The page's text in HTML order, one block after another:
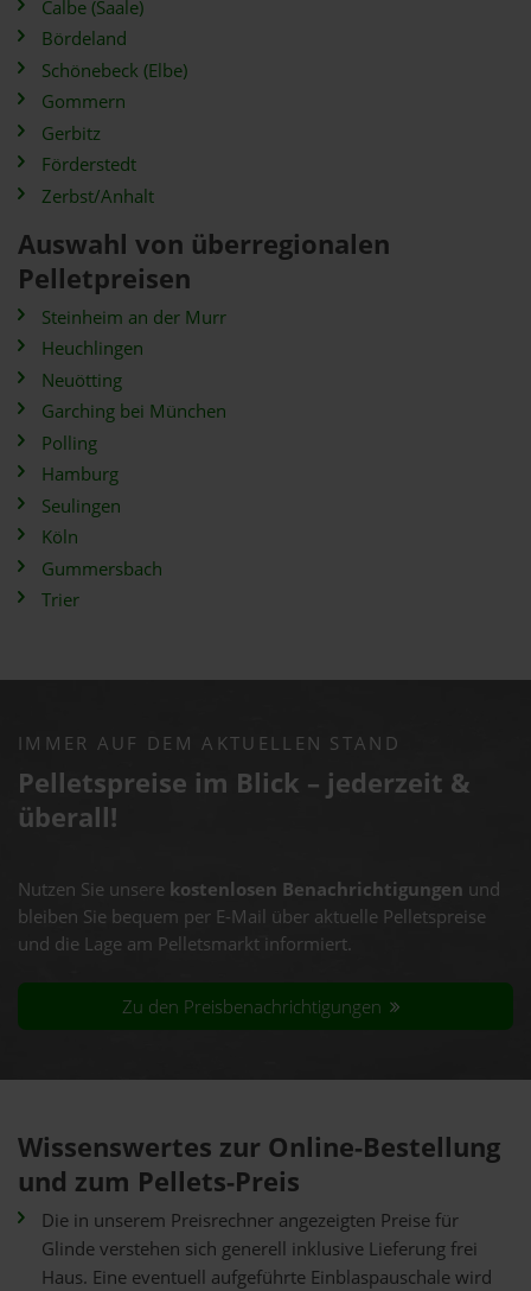
Calbe (Saale)
Bördeland
Schönebeck (Elbe)
Gommern
Gerbitz
Förderstedt
Zerbst/Anhalt
Auswahl von überregionalen
Pelletpreisen
Steinheim an der Murr
Heuchlingen
Neuötting
Garching bei München
Polling
Hamburg
Seulingen
Köln
Gummersbach
Trier
IMMER AUF DEM AKTUELLEN STAND
Pelletspreise im Blick – jederzeit &
überall!
Nutzen Sie unsere kostenlosen Benachrichtigungen und
bleiben Sie bequem per E-Mail über aktuelle Pelletspreise
und die Lage am Pelletsmarkt informiert.
Zu den Preisbenachrichtigungen
Wissenswertes zur Online-Bestellung
und zum Pellets-Preis
Die in unserem Preisrechner angezeigten Preise für
Glinde verstehen sich generell inklusive Lieferung frei
Haus. Eine eventuell aufgeführte Einblaspauschale wird